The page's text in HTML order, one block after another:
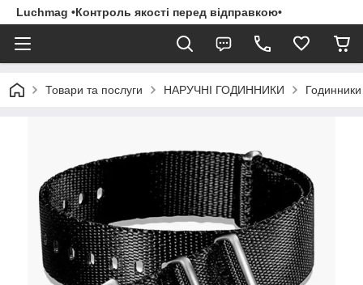
Luchmag •Контроль якості перед відправкою•
Товари та послуги НАРУЧНІ ГОДИННИКИ